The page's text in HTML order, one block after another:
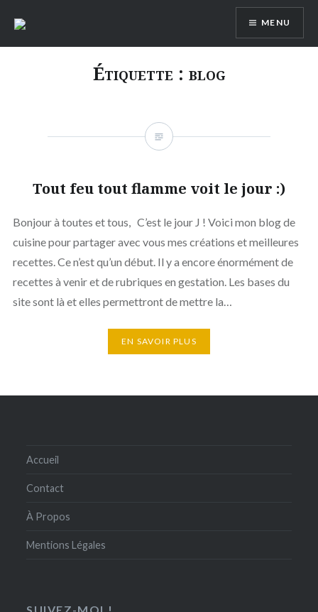
contenu
MENU
Étiquette : blog
Tout feu tout flamme voit le jour :)
Bonjour à toutes et tous, C’est le jour J ! Voici mon blog de
cuisine pour partager avec vous mes créations et meilleures
recettes. Ce n’est qu’un début. Il y a encore énormément de
recettes à venir et de rubriques en gestation. Les bases du
site sont là et elles permettront de mettre la…
EN SAVOIR PLUS
Accueil
Contact
À Propos
Mentions Légales